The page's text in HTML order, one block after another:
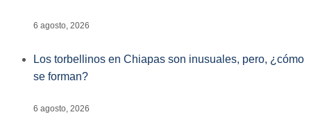
6 agosto, 2026
Los torbellinos en Chiapas son inusuales, pero, ¿cómo
se forman?
6 agosto, 2026